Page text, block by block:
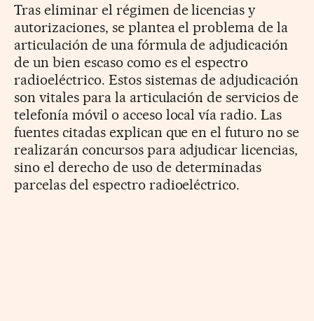
Tras eliminar el régimen de licencias y
autorizaciones, se plantea el problema de la
articulación de una fórmula de adjudicación
de un bien escaso como es el espectro
radioeléctrico. Estos sistemas de adjudicación
son vitales para la articulación de servicios de
telefonía móvil o acceso local vía radio. Las
fuentes citadas explican que en el futuro no se
realizarán concursos para adjudicar licencias,
sino el derecho de uso de determinadas
parcelas del espectro radioeléctrico.